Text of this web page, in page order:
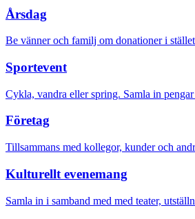
Årsdag
Be vänner och familj om donationer i
Sportevent
Cykla, vandra eller spring. Samla in
Företag
Tillsammans med kollegor, kunder och
Kulturellt evenemang
Samla in i samband med med teater,